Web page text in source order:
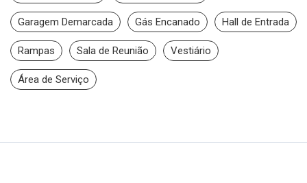
Garagem Demarcada Gás Encanado Hall de Entrada
Rampas Sala de Reunião Vestiário
Área de Serviço